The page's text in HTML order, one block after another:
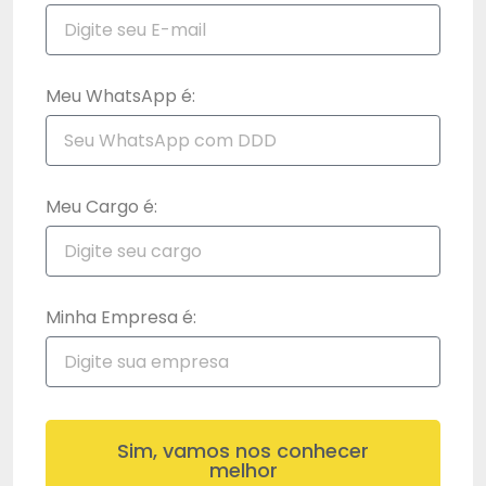
Meu WhatsApp é:
Meu Cargo é:
Minha Empresa é:
Sim, vamos nos conhecer
melhor